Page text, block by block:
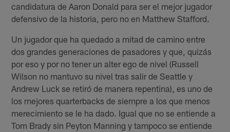
candidatura de Aaron Donald para ser el mejor jugador
defensivo de la historia, pero no en Matthew Stafford.
Un jugador que ha quedado a mitad de camino entre
dos grandes generaciones de pasadores y que, quizás
por eso y por no tener un alter ego de nivel (Russell
Wilson no mantuvo su nivel tras salir de Seattle y
Andrew Luck se retiró de manera repentina), es uno de
los mejores quarterbacks de siempre a los que menos
merecimiento se le ha dado. Igual que no se entiende a
Tom Brady sin Peyton Manning y tampoco se entiende